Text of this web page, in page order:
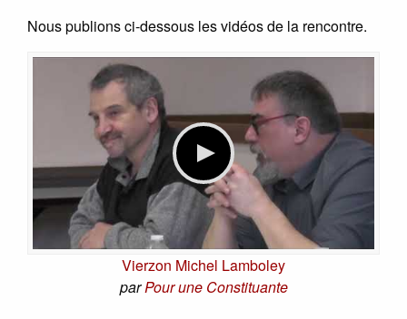
Nous publions ci-dessous les vidéos de la rencontre.
Vierzon Michel Lamboley
parPour une Constituante